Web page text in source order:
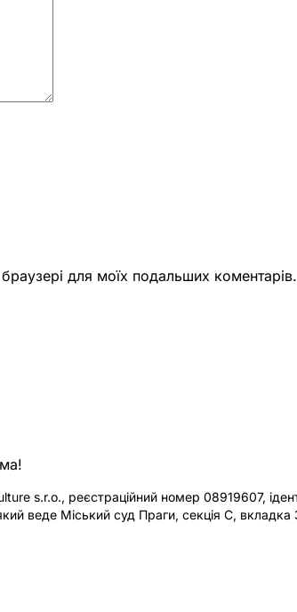
для моїх подальших коментарів.
s.r.o., реєстраційний номер 08919607,
веде Міський суд Праги, секція C, вкладка